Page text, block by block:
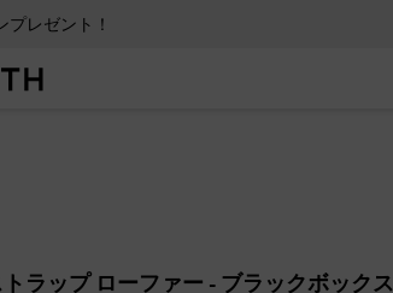
プレゼント！
ラップ ローファー - ブラックボックス